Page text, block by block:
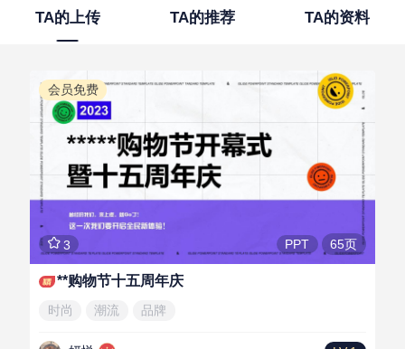
TA的上传 TA的推荐 TA的资料
会员免费
3 PPT 65页
**购物节十五周年庆
时尚 潮流 品牌